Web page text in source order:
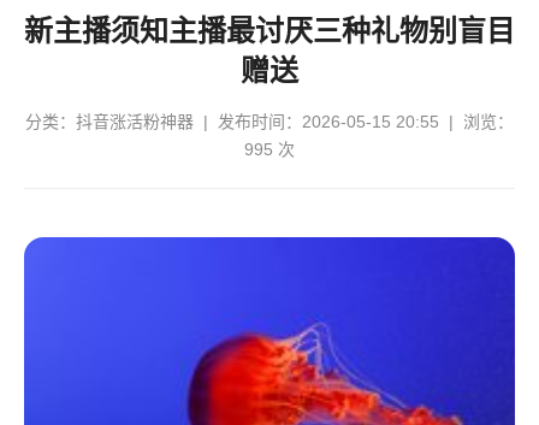
新主播须知主播最讨厌三种礼物别盲目
赠送
分类： 抖音涨活粉神器 | 发布时间：2026-05-15 20:55 | 浏览：
995 次